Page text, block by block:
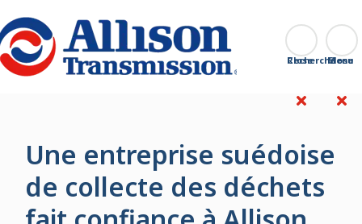
Go Home Recherche
Close
Une entreprise suédoise
de collecte des déchets